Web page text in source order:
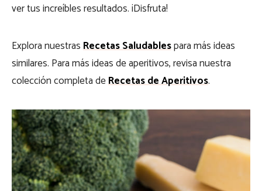
ver tus increíbles resultados. ¡Disfruta!
Explora nuestrasRecetas Saludablespara más ideas
similares. Para más ideas de aperitivos, revisa nuestra
colección completa deRecetas de Aperitivos.